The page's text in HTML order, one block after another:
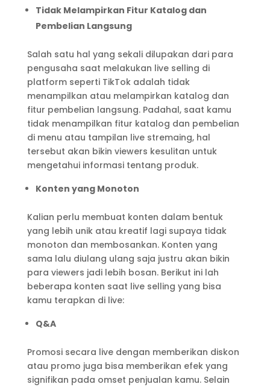
Tidak Melampirkan Fitur Katalog dan
Pembelian Langsung
Salah satu hal yang sekali dilupakan dari para
pengusaha saat melakukan live selling di
platform seperti TikTok adalah tidak
menampilkan atau melampirkan katalog dan
fitur pembelian langsung. Padahal, saat kamu
tidak menampilkan fitur katalog dan pembelian
di menu atau tampilan live stremaing, hal
tersebut akan bikin viewers kesulitan untuk
mengetahui informasi tentang produk.
Konten yang Monoton
Kalian perlu membuat konten dalam bentuk
yang lebih unik atau kreatif lagi supaya tidak
monoton dan membosankan. Konten yang
sama lalu diulang ulang saja justru akan bikin
para viewers jadi lebih bosan. Berikut ini lah
beberapa konten saat live selling yang bisa
kamu terapkan di live:
Q&A
Promosi secara live dengan memberikan diskon
atau promo juga bisa memberikan efek yang
signifikan pada omset penjualan kamu. Selain